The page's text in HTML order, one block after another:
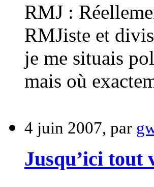
RMJ :
RMJiste et
je me situais
mais où
4 juin 2007, par
Jusqu’ici tout